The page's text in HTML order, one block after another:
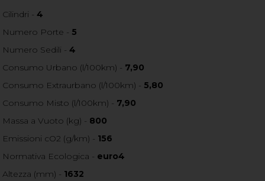
Cilindri -4
Numero Porte - 5
Numero Sedili -4
Consumo Urbano (l/100km) - 7,90
Consumo Extraurbano (l/100km) - 5,80
Consumo Misto (l/100km) - 7,90
Massa a Vuoto (kg) - 800
Emissioni cO2 (g/km) - 156
Normativa Ecologica - euro4
Altezza (mm) - 1632